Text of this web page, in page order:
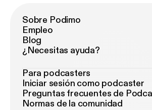
Sobre Podimo
Empleo
Blog
¿Necesitas ayuda?
Para podcasters
Iniciar sesión como podcaster
Preguntas frecuentes de
Normas de la comunidad